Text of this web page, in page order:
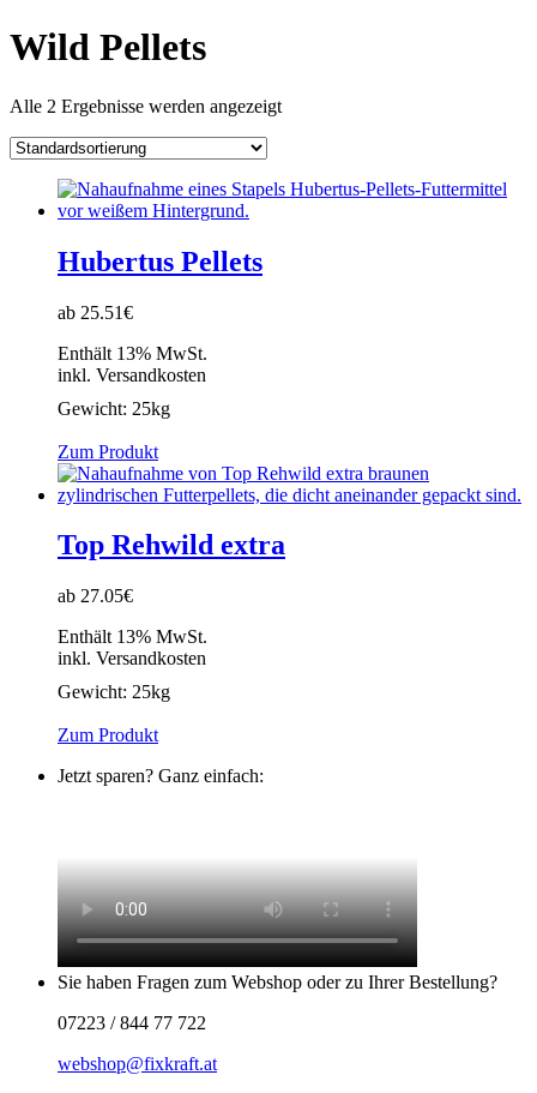
Wild Pellets
Alle 2 Ergebnisse werden angezeigt
Hubertus Pellets
ab 25.51€
Enthält 13% MwSt.
inkl. Versandkosten
Gewicht: 25kg
Zum Produkt
Top Rehwild extra
ab 27.05€
Enthält 13% MwSt.
inkl. Versandkosten
Gewicht: 25kg
Zum Produkt
Jetzt sparen? Ganz einfach:
Sie haben Fragen zum Webshop oder zu Ihrer Bestellung?
07223 / 844 77 722
webshop@fixkraft.at